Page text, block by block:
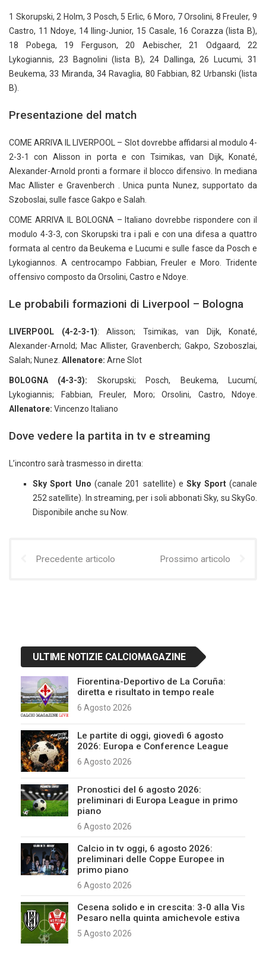
1 Skorupski, 2 Holm, 3 Posch, 5 Erlic, 6 Moro, 7 Orsolini, 8 Freuler, 9
Castro, 11 Ndoye, 14 Iling-Junior, 15 Casale, 16 Corazza (lista B),
18 Pobega, 19 Ferguson, 20 Aebischer, 21 Odgaard, 22
Lykogiannis, 23 Bagnolini (lista B), 24 Dallinga, 26 Lucumi, 31
Beukema, 33 Miranda, 34 Ravaglia, 80 Fabbian, 82 Urbanski (lista
B).
Presentazione del match
COME ARRIVA IL LIVERPOOL – Slot dovrebbe affidarsi al modulo 4-
2-3-1 con Alisson in porta e con Tsimikas, van Dijk, Konaté,
Alexander-Arnold pronti a formare il blocco difensivo. In mediana
Mac Allister e Gravenberch . Unica punta Nunez, supportato da
Szoboslai, sulle fasce Gakpo e Salah.
COME ARRIVA IL BOLOGNA – Italiano dovrebbe rispondere con il
modulo 4-3-3, con Skorupski tra i pali e con una difesa a quattro
formata al centro da Beukema e Lucumi e sulle fasce da Posch e
Lykogiannos. A centrocampo Fabbian, Freuler e Moro. Tridente
offensivo composto da Orsolini, Castro e Ndoye.
Le probabili formazioni di Liverpool – Bologna
LIVERPOOL (4-2-3-1): Alisson; Tsimikas, van Dijk, Konaté,
Alexander-Arnold; Mac Allister, Gravenberch; Gakpo, Szoboszlai,
Salah; Nunez. Allenatore: Arne Slot
BOLOGNA (4-3-3): Skorupski; Posch, Beukema, Lucumí,
Lykogiannis; Fabbian, Freuler, Moro; Orsolini, Castro, Ndoye.
Allenatore: Vincenzo Italiano
Dove vedere la partita in tv e streaming
L’incontro sarà trasmesso in diretta:
Sky Sport Uno (canale 201 satellite) e Sky Sport(canale
252 satellite). In streaming, per i soli abbonati Sky, su SkyGo.
Disponibile anche su Now.
Precedente articolo Prossimo articolo
ULTIME NOTIZIE CALCIOMAGAZINE
Fiorentina-Deportivo de La Coruña:
diretta e risultato in tempo reale
6 Agosto 2026
Le partite di oggi, giovedì 6 agosto
2026: Europa e Conference League
6 Agosto 2026
Pronostici del 6 agosto 2026:
preliminari di Europa League in primo
piano
6 Agosto 2026
Calcio in tv oggi, 6 agosto 2026:
preliminari delle Coppe Europee in
primo piano
6 Agosto 2026
Cesena solido e in crescita: 3-0 alla Vis
Pesaro nella quinta amichevole estiva
5 Agosto 2026